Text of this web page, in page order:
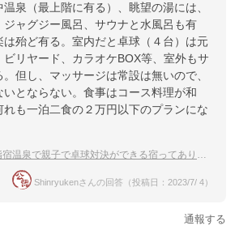
泉（最上階に有る）、眺望の湯には、
ジャグジー風呂、サウナと水風呂も有
は殆ど有る。室内だと卓球（４台）は元
ビリヤード、カラオケBOX等、室外もサ
但し、マッサージは常設は無いので、
とならない。食事はコース料理が和
も一泊二食の２万円以下のプランにな
温泉で親子で卓球対決ができる宿ってありますか？
Shinryukenさんの回答（投稿日：2023/7/ 4）
通報する